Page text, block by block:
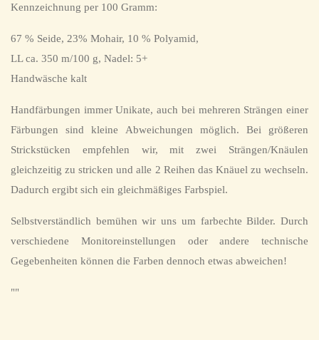
Kennzeichnung per 100 Gramm:
67 % Seide, 23% Mohair, 10 % Polyamid,
LL ca. 350 m/100 g, Nadel: 5+
Handwäsche kalt
Handfärbungen immer Unikate, auch bei mehreren Strängen einer
Färbungen sind kleine Abweichungen möglich. Bei größeren
Strickstücken empfehlen wir, mit zwei Strängen/Knäulen
gleichzeitig zu stricken und alle 2 Reihen das Knäuel zu wechseln.
Dadurch ergibt sich ein gleichmäßiges Farbspiel.
Selbstverständlich bemühen wir uns um farbechte Bilder. Durch
verschiedene Monitoreinstellungen oder andere technische
Gegebenheiten können die Farben dennoch etwas abweichen!
""